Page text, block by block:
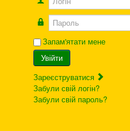
Пароль
Запам'ятати мене
Увійти
Зареєструватися
Забули свій логін?
Забули свій пароль?